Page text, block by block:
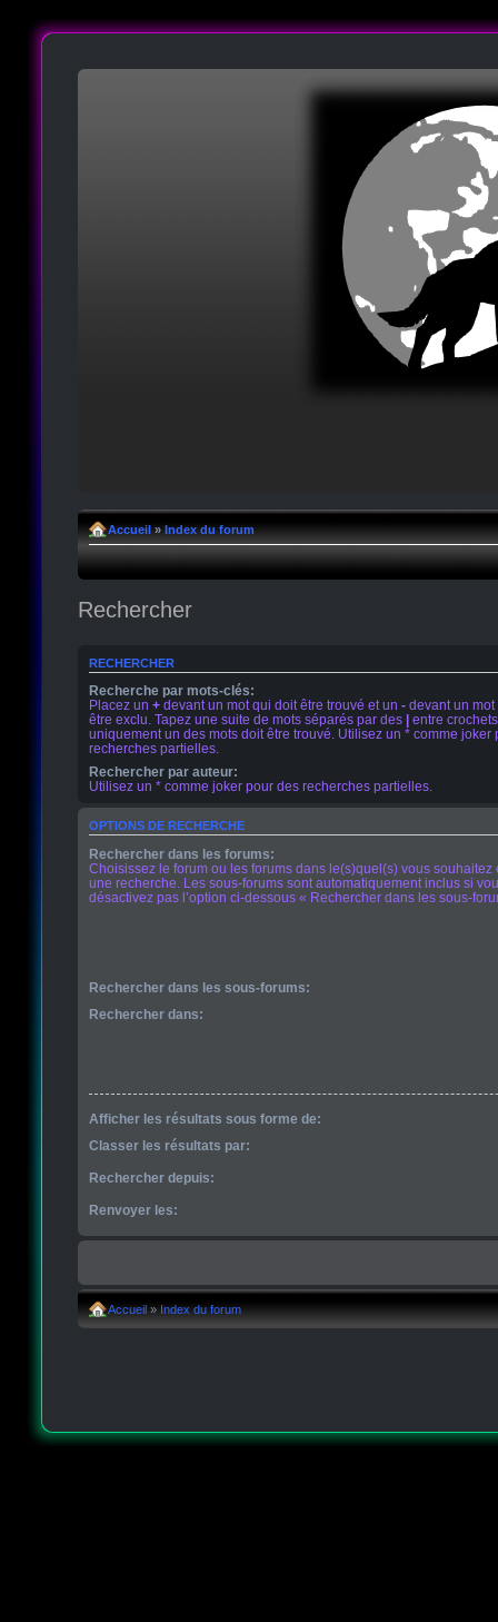
Accueil » Index du forum
Rechercher
RECHERCHER
Recherche par mots-clés:
Placez un + devant un mot qui doit être trouvé et un - devant un mot
être exclu. Tapez une suite de mots séparés par des | entre
uniquement un des mots doit être trouvé. Utilisez un * comme joker
recherches partielles.
Rechercher par auteur:
Utilisez un * comme joker pour des recherches partielles.
OPTIONS DE RECHERCHE
Rechercher dans les forums:
Choisissez le forum ou les forums dans le(s)quel(s) vous souhaitez
une recherche. Les sous-forums sont automatiquement inclus si
désactivez pas l’option ci-dessous « Rechercher dans les sous-
Rechercher dans les sous-forums:
Rechercher dans:
Afficher les résultats sous forme de:
Classer les résultats par:
Rechercher depuis:
Renvoyer les:
Accueil » Index du forum